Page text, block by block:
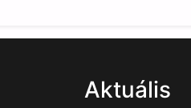
Aktuális